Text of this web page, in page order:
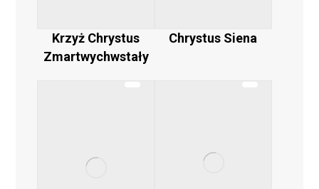
Krzyż Chrystus
Zmartwychwstały
Chrystus Siena